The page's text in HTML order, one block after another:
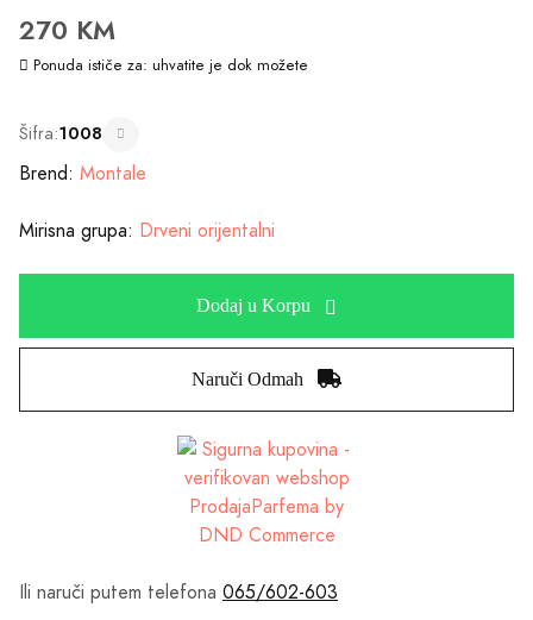
270 KM
Ponuda ističe za: uhvatite je dok možete
Šifra:1008
Brend: Montale
Mirisna grupa: Drveni orijentalni
Dodaj u Korpu
Naruči Odmah
Ili naruči putem telefona 065/602-603